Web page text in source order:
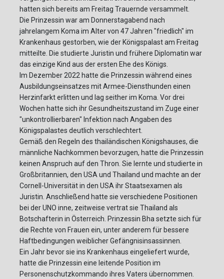
hatten sich bereits am Freitag Trauernde versammelt.
Die Prinzessin war am Donnerstagabend nach
jahrelangem Koma im Alter von 47 Jahren "friedlich" im
Krankenhaus gestorben, wie der Königspalast am Freitag
mitteilte. Die studierte Juristin und frühere Diplomatin war
das einzige Kind aus der ersten Ehe des Königs.
Im Dezember 2022 hatte die Prinzessin während eines
Ausbildungseinsatzes mit Armee-Diensthunden einen
Herzinfarkt erlitten und lag seither im Koma. Vor drei
Wochen hatte sich ihr Gesundheitszustand im Zuge einer
"unkontrollierbaren" Infektion nach Angaben des
Königspalastes deutlich verschlechtert.
Gemäß den Regeln des thailändischen Königshauses, die
männliche Nachkommen bevorzugen, hatte die Prinzessin
keinen Anspruch auf den Thron. Sie lernte und studierte in
Großbritannien, den USA und Thailand und machte an der
Cornell-Universität in den USA ihr Staatsexamen als
Juristin. Anschließend hatte sie verschiedene Positionen
bei der UNO inne, zeitweise vertrat sie Thailand als
Botschafterin in Österreich. Prinzessin Bha setzte sich für
die Rechte von Frauen ein, unter anderem für bessere
Haftbedingungen weiblicher Gefängnisinsassinnen.
Ein Jahr bevor sie ins Krankenhaus eingeliefert wurde,
hatte die Prinzessin eine leitende Position im
Personenschutzkommando ihres Vaters übernommen.